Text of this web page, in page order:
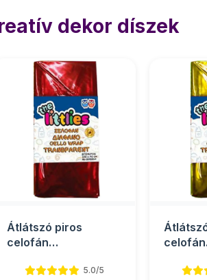
dekor díszek
Átlátszó piros
celofán
70x100cm 2 ív5.0/5
celofán